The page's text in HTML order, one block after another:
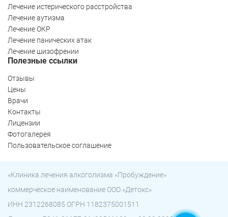
вам. Напишите мне, если у
вас появятся вопросы.
Лечение истерического расстройства
Лечение аутизма
Лечение ОКР
Лечение панических атак
Лечение шизофрении
Полезные ссылки
Отзывы
Цены
Врачи
Контакты
Лицензии
Фотогалерея
Пользовательское соглашение
«Клиника лечения алкоголизма «Пробуждение»
коммерческое наименование ООО «Детокс»
ИНН 2312268085 ОГРН 1182375001511